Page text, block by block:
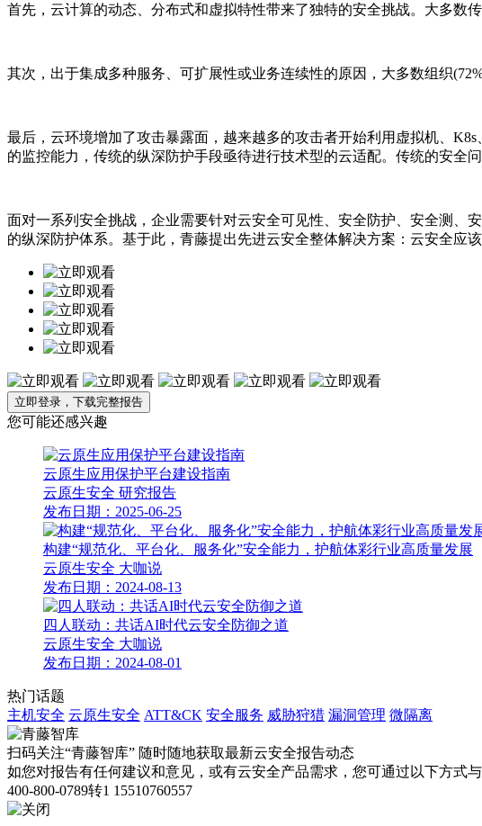
首先，云计算的动态、分布式和虚拟特性带来了独特的安全挑战。⼤多数
其次，出于集成多种服务、可扩展性或业务连续性的原因，⼤多数组织
最后，云环境增加了攻击暴露面，越来越多的攻击者开始利用虚拟机、
的监控能力，传统的纵深防护手段亟待进行技术型的云适配。传统的安全
面对一系列安全挑战，企业需要针对云安全可见性、安全防护、安全测、
的纵深防护体系。基于此，青藤提出先进云安全整体解决方案：云安全应
立即登录，下载完整报告
您可能还感兴趣
云原生应用保护平台建设指南
云原生安全 研究报告
发布日期：2025-06-25
构建“规范化、平台化、服务化”安全能力，护航体彩行业高质量发展
云原生安全 大咖说
发布日期：2024-08-13
四人联动：共话AI时代云安全防御之道
云原生安全 大咖说
发布日期：2024-08-01
热门话题
主机安全 云原生安全 ATT&CK 安全服务 威胁狩猎 漏洞管理 微隔离
扫码关注“青藤智库” 随时随地获取最新云安全报告动态
如您对报告有任何建议和意见，或有云安全产品需求，您可通过以下方式
400-800-0789转1 15510760557